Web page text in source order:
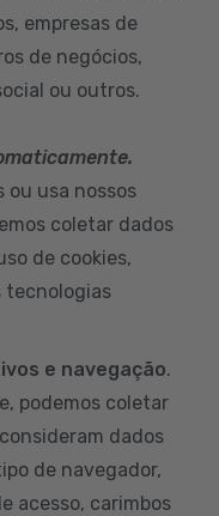
empresas de
de negócios,
ou outros.
ou usa nossos
coletar dados
de cookies,
tecnologias
e navegação.
podemos coletar
dados
de navegador,
acesso, carimbos